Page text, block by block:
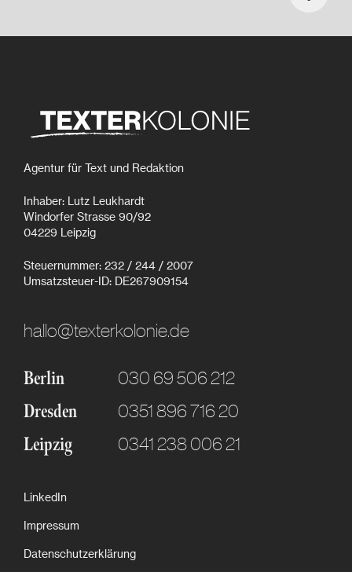
Agentur für Text und Redaktion
Inhaber: Lutz Leukhardt
Windorfer Strasse 90/92
04229 Leipzig
Steuernummer: 232 / 244 / 2007
Umsatzsteuer-ID: DE267909154
hallo@texterkolonie.de
Berlin 030 69 506 212
Dresden 0351 896 716 20
Leipzig 0341 238 006 21
LinkedIn
Impressum
Datenschutzerklärung